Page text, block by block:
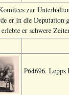
zur
er in die Deputation
erlebte er schwere
P64696. Lepps